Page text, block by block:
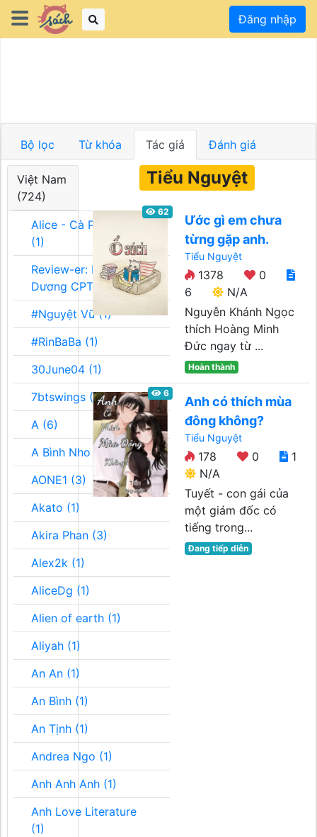
Đăng nhập
Bộ lọc Từ khóa Tác giả Đánh giá
Việt Nam
(724)
Alice - Cà Phê Team
(1)
Review-er: Dương
Dương CPT (1)
#Nguyệt Vũ (1)
#RinBaBa (1)
30June04 (1)
7btswings (3)
A (6)
A Bình Nho (2)
AONE1 (3)
Akato (1)
Akira Phan (3)
Alex2k (1)
AliceDg (1)
Alien of earth (1)
Aliyah (1)
An An (1)
An Bình (1)
An Tịnh (1)
Andrea Ngo (1)
Anh Anh Anh (1)
Anh Love Literature
(1)
Tiểu Nguyệt
62
Ước gì em chưa
từng gặp anh.
Tiểu Nguyệt
1378
0
6
N/A
Nguyễn Khánh Ngọc
thích Hoàng Minh
Đức ngay từ ...
Hoàn thành
6
Anh có thích mùa
đông không?
Tiểu Nguyệt
178 0
1
N/A
Tuyết - con gái của
một giám đốc có
tiếng trong...
Đang tiếp diễn